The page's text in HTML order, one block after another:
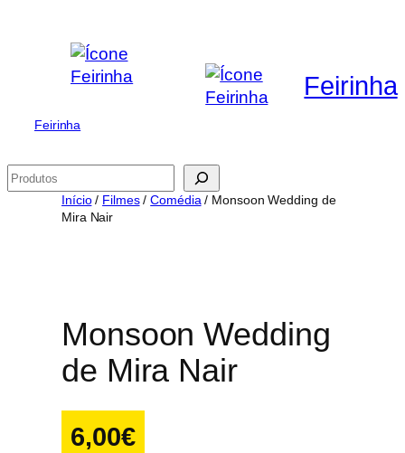
conteúdo
Feirinha
Feirinha
Pesquisar
Início/ Filmes/Comédia / Monsoon Wedding de
Mira Nair
Monsoon Wedding
de Mira Nair
6,00€